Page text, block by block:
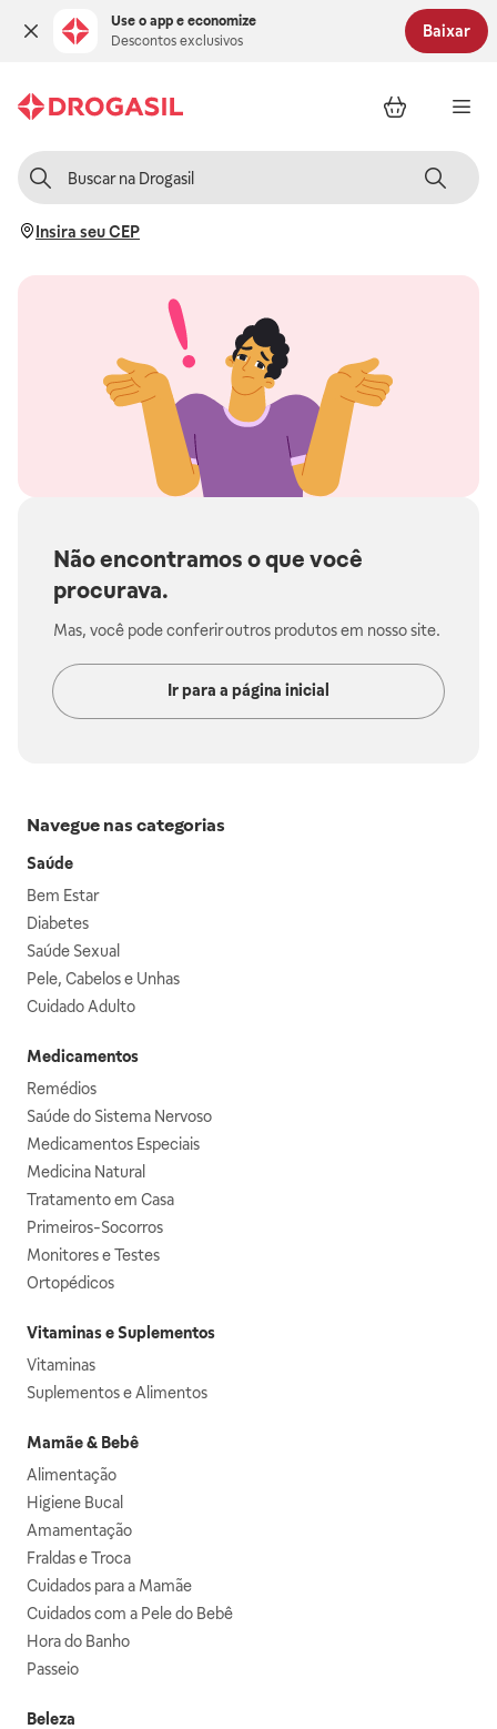
Use o app e economize
Descontos exclusivos
Baixar
Insira seu CEP
Não encontramos o que você
procurava.
Mas, você pode conferir outros produtos em nosso site.
Ir para a página inicial
Navegue nas categorias
Saúde
Bem Estar
Diabetes
Saúde Sexual
Pele, Cabelos e Unhas
Cuidado Adulto
Medicamentos
Remédios
Saúde do Sistema Nervoso
Medicamentos Especiais
Medicina Natural
Tratamento em Casa
Primeiros-Socorros
Monitores e Testes
Ortopédicos
Vitaminas e Suplementos
Vitaminas
Suplementos e Alimentos
Mamãe & Bebê
Alimentação
Higiene Bucal
Amamentação
Fraldas e Troca
Cuidados para a Mamãe
Cuidados com a Pele do Bebê
Hora do Banho
Passeio
Beleza